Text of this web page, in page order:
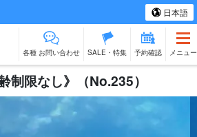
日本語
各種 お問い合わせ SALE・特集 予約確認 メニュー
限なし》（No.235）